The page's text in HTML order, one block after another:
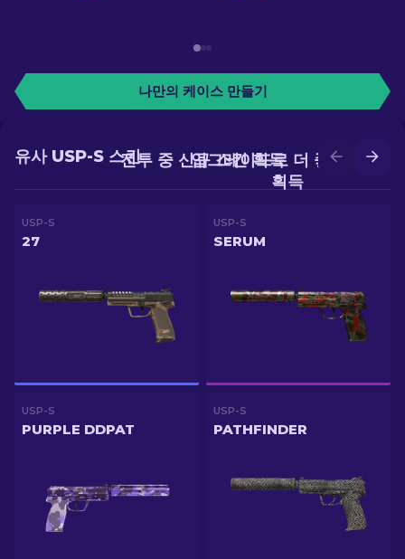
나만의 케이스 만들기
업그레이드로 더 좋은 스킨
획득
전투 중 신규 스킨 획득
유사 USP-S 스킨
USP-S
27
USP-S
SERUM
USP-S
PURPLE DDPAT
USP-S
PATHFINDER